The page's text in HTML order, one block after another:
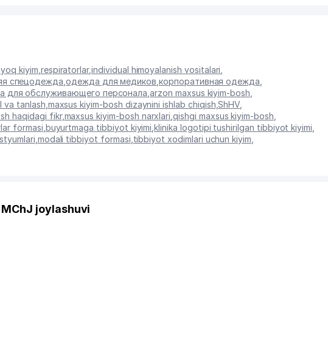
kiyim respiratorlar,individual himoyalanish vositalari
спецодежда ,одежда для медиков ,корпоративная одежда
для обслуживающего персонала ,arzon maxsus kiyim-bosh
va tanlash maxsus kiyim-bosh dizaynini ishlab chiqish ShHV
haqidagi fikr,maxsus kiyim-bosh narxlari ,qishgi maxsus kiyim-bosh
formasi buyurtmaga tibbiyot kiyimi ,klinika logotipi tushirilgan tibbiyot kiyimi
modali tibbiyot formasi tibbiyot xodimlari uchun kiyim
MChJ joylashuvi